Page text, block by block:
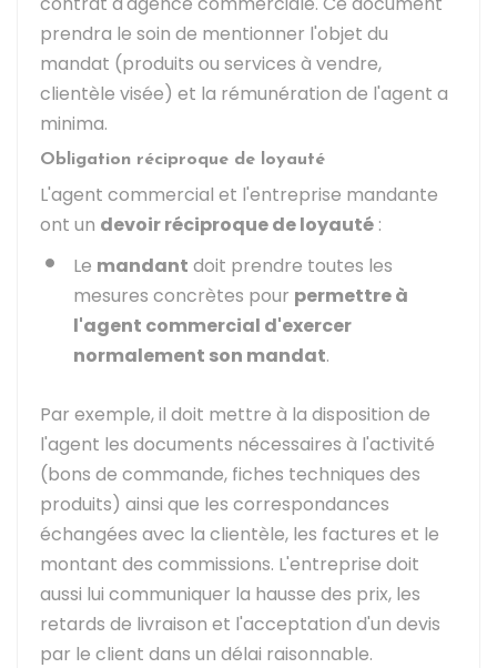
prendra le soin de mentionner l'objet du
mandat (produits ou services à vendre,
clientèle visée) et la rémunération de l'agent a
minima.
Obligation réciproque de loyauté
L'agent commercial et l'entreprise mandante
ont un devoir réciproque de loyauté :
Le mandant doit prendre toutes les
mesures concrètes pour permettre à
l'agent commercial d'exercer
normalement son mandat.
Par exemple, il doit mettre à la disposition de
l'agent les documents nécessaires à l'activité
(bons de commande, fiches techniques des
produits) ainsi que les correspondances
échangées avec la clientèle, les factures et le
montant des commissions. L'entreprise doit
aussi lui communiquer la hausse des prix, les
retards de livraison et l'acceptation d'un devis
par le client dans un délai raisonnable.